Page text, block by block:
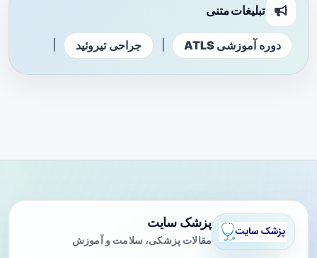
تبلیغات متنی
دوره آموزشی ATLS جراحی تیروئید
پزشک سایت
مقالات پزشکی، سلامت و آموزش